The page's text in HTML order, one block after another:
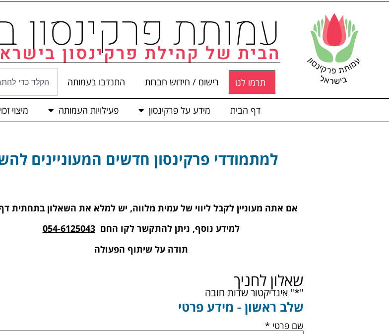
עמותת פרקינסון
הבית של קהילת פרקינסון
תרמו לנו רישום / חידוש חברות התנדבו בעמותה
דף הבית מידע על פרקינסון פעילויות העמותה מיצוי
למתמודדי פרקינסון חדשים המעוניינים
אם אתה מעוניין לקבל ליווי של עמית מלווה, יש למלא את השאלון בתחתית
למידע נוסף, ניתן להתקשר לקו החם054-6125043
תודה על שיתוף הפעולה
שאלון לחניך
"*" אינדיקטור שדות חובה
שלב ראשון - מידע פרטי
שם פרטי *